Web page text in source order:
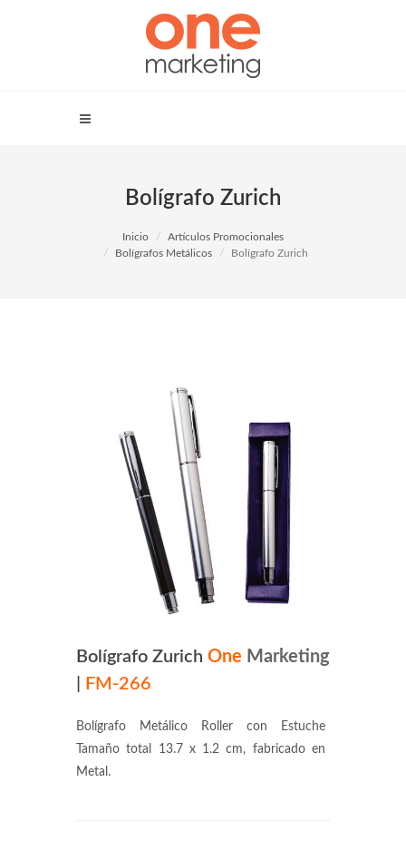
Bolígrafo Zurich
Inicio
Artículos Promocionales
Bolígrafos Metálicos
Bolígrafo Zurich
Bolígrafo Zurich One Marketing
FM-266
Bolígrafo Metálico Roller con Estuche
Tamaño total 13.7 x 1.2 cm, fabricado en
Metal.